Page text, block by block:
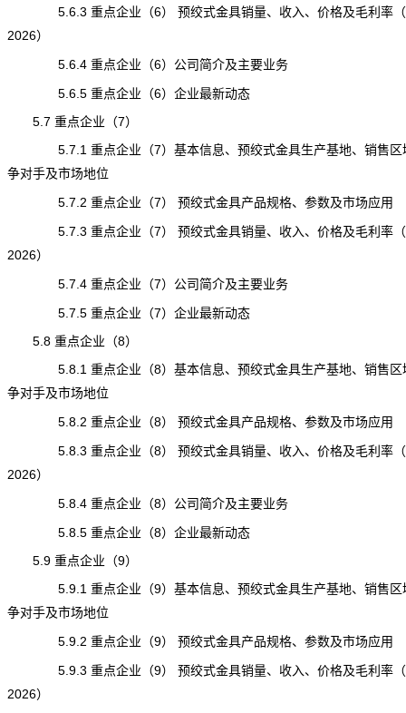
5.6.3 重点企业（6） 预绞式金具销量、收入、价格及毛利率（
2026）
5.6.4 重点企业（6）公司简介及主要业务
5.6.5 重点企业（6）企业最新动态
5.7 重点企业（7）
5.7.1 重点企业（7）基本信息、预绞式金具生产基地、销售区
争对手及市场地位
5.7.2 重点企业（7） 预绞式金具产品规格、参数及市场应用
5.7.3 重点企业（7） 预绞式金具销量、收入、价格及毛利率（
2026）
5.7.4 重点企业（7）公司简介及主要业务
5.7.5 重点企业（7）企业最新动态
5.8 重点企业（8）
5.8.1 重点企业（8）基本信息、预绞式金具生产基地、销售区
争对手及市场地位
5.8.2 重点企业（8） 预绞式金具产品规格、参数及市场应用
5.8.3 重点企业（8） 预绞式金具销量、收入、价格及毛利率（
2026）
5.8.4 重点企业（8）公司简介及主要业务
5.8.5 重点企业（8）企业最新动态
5.9 重点企业（9）
5.9.1 重点企业（9）基本信息、预绞式金具生产基地、销售区
争对手及市场地位
5.9.2 重点企业（9） 预绞式金具产品规格、参数及市场应用
5.9.3 重点企业（9） 预绞式金具销量、收入、价格及毛利率（
2026）